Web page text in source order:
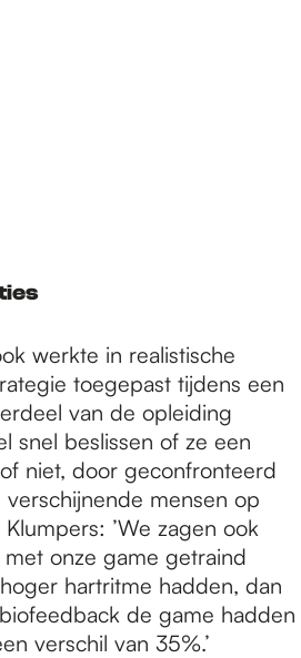
werkte in realistische
toegepast tijdens een
van de opleiding
snel beslissen of ze een
niet, door geconfronteerd
mensen op
’We zagen ook
onze game getraind
hartritme hadden, dan
de game hadden
verschil van 35%.’